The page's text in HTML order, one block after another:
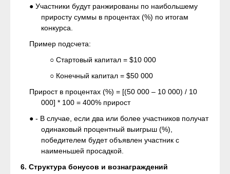
● Участники будут ранжированы по наибольшему
приросту суммы в процентах (%) по итогам
конкурса.
Пример подсчета:
○ Стартовый капитал = $10 000
○ Конечный капитал = $50 000
Прирост в процентах (%) = [(50 000 – 10 000) / 10
000] * 100 = 400% прирост
● - В случае, если два или более участников получат
одинаковый процентный выигрыш (%),
победителем будет объявлен участник с
наименьшей просадкой.
6. Структура бонусов и вознаграждений